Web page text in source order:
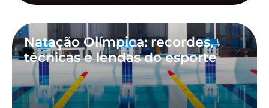
Natação Olímpica: recordes,
técnicas e lendas do esporte